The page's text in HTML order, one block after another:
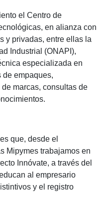
el Centro de
en alianza con
y privadas, entre ellas la
Industrial (ONAPI),
especializada en
de empaques,
marcas, consultas de
que, desde el
Mipymes trabajamos en
Innóvate, a través del
al empresario
y el registro